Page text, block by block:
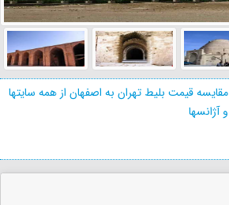
مقایسه قیمت بلیط تهران به اصفهان از همه سایتها
و آژانسها